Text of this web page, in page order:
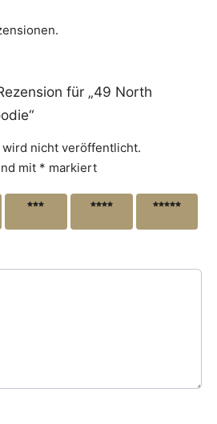
für „49 North
nicht veröffentlicht.
mit * markiert
3 von 4 von 5 von